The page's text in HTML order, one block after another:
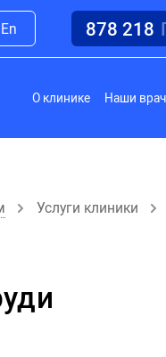
En 878 218
О клинике Наши
Услуги клиники